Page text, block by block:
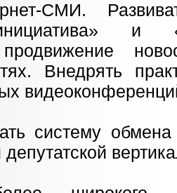
СМИ.
и
продвижение
Внедрять
систему